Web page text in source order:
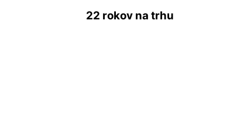
22 rokov na trhu